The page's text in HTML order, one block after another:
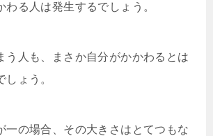
わる人は発生するでしょう。
う人も、まさか自分がかかわるとは
ょう。
一の場合、その大きさはとてつもな